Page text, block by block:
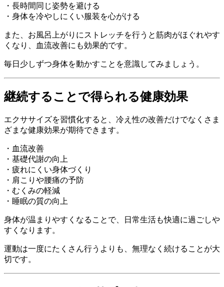
・長時間同じ姿勢を避ける
・身体を冷やしにくい服装を心がける
また、お風呂上がりにストレッチを行うと筋肉がほぐれやす
くなり、血流改善にも効果的です。
毎日少しずつ身体を動かすことを意識してみましょう。
継続することで得られる健康効果
エクササイズを習慣化すると、冷え性の改善だけでなくさま
ざまな健康効果が期待できます。
・血流改善
・基礎代謝の向上
・疲れにくい身体づくり
・肩こりや腰痛の予防
・むくみの軽減
・睡眠の質の向上
身体が温まりやすくなることで、日常生活も快適に過ごしや
すくなります。
運動は一度にたくさん行うよりも、無理なく続けることが大
切です。